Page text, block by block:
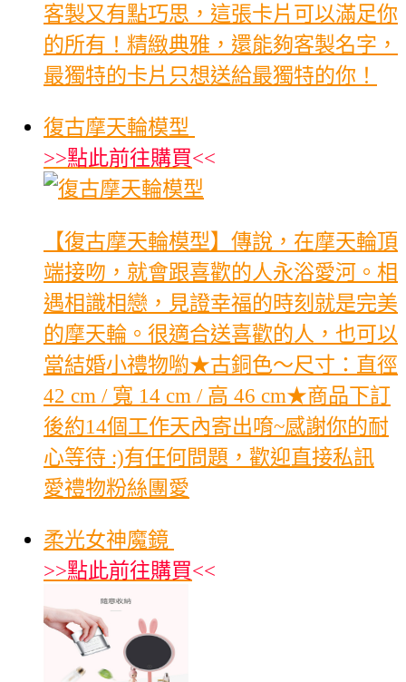
客製又有點巧思，這張卡片可以滿足你
的所有！精緻典雅，還能夠客製名字，
最獨特的卡片只想送給最獨特的你！
復古摩天輪模型
>>點此前往購買<<
【復古摩天輪模型】傳說，在摩天輪頂
端接吻，就會跟喜歡的人永浴愛河。相
遇相識相戀，見證幸福的時刻就是完美
的摩天輪。很適合送喜歡的人，也可以
當結婚小禮物喲★古銅色～尺寸：直徑
42 cm / 寬 14 cm / 高 46 cm★商品下訂
後約14個工作天內寄出唷~感謝你的耐
心等待 :)有任何問題，歡迎直接私訊
愛禮物粉絲團愛
柔光女神魔鏡
>>點此前往購買<<